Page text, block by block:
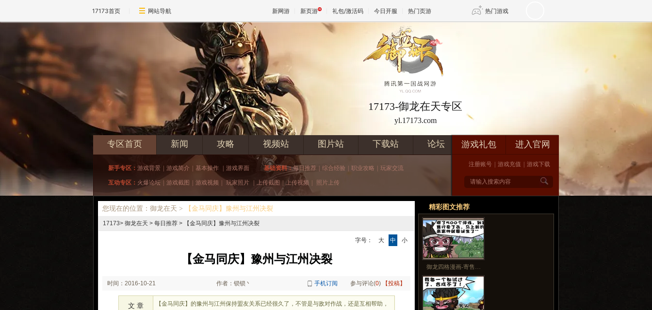
17173首页 网站导航 新网游 新页游 礼包/激活码 今日开服 热门页游 热门游戏
魔兽
天堂
王权与自由 诛仙世界
17173-御龙在天专区
yl.17173.com
专区首页 新闻 攻略 视频站 图片站 下载站 论坛
新手专区： 游戏背景 游戏简介 基本操作 游戏界面 基础资料：每日推荐 综合经验 职业攻略 玩家交流
互动专区： 火爆论坛 游戏截图 游戏视频 玩家照片 上传截图 上传视频 照片上传
游戏礼包 进入官网
注册账号 游戏充值 游戏下载
您现在的位置：御龙在天 > 【金马同庆】豫州与江州决裂
17173> 御龙在天 > 每日推荐 > 【金马同庆】豫州与江州决裂
字号： 大 中 小
【金马同庆】豫州与江州决裂
时间：2016-10-21
16:07
作者：锁锁丶 手机订阅 参与评论(0) 【投稿】
文 章
【金马同庆】的豫州与江州保持盟友关系已经很久了，不管是与敌对作战，还是互相帮助，
精彩图文推荐
更多>>
御龙四格漫画-寄售…